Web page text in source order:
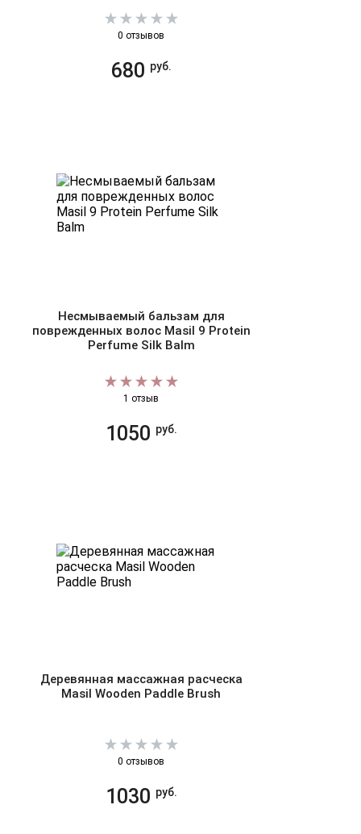
0 отзывов
680 руб.
Несмываемый бальзам для
поврежденных волос Masil 9 Protein
Perfume Silk Balm
1 отзыв
1050 руб.
Деревянная массажная расческа
Masil Wooden Paddle Brush
0 отзывов
1030 руб.